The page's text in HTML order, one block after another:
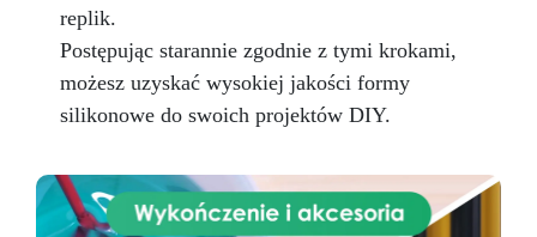
replik.
Postępując starannie zgodnie z tymi krokami,
możesz uzyskać wysokiej jakości formy
silikonowe do swoich projektów DIY.